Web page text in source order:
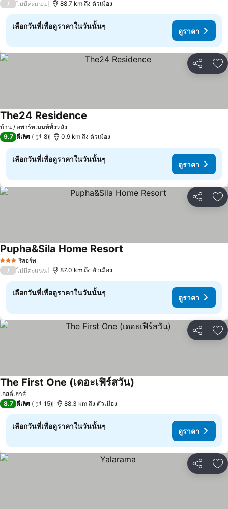
/
ไม่มีคะแนน 88.7 km ถึง ตัวเมือง
เลือกวันที่เพื่อดูราคาในวันนั้นๆ
ดูราคา
แชร์ เ
บ้าน / อพาร์ทเมนท์ทั้งหลัง
The24 Residence
9.7 ดีเลิศ 8 0.9 km ถึง ตัวเมือง
เลือกวันที่เพื่อดูราคาในวันนั้นๆ
ดูราคา
แชร์ เ
3 ดาว รีสอร์ท
Pupha&Sila Home Resort
/ ไม่มีคะแนน 87.0 km ถึง ตัวเมือง
เลือกวันที่เพื่อดูราคาในวันนั้นๆ
ดูราคา
แชร์ เ
เกสต์เฮาส์
The First One (เดอะเฟิร์สวัน)
8.7 ดีเลิศ 15 88.3 km ถึง ตัวเมือง
เลือกวันที่เพื่อดูราคาในวันนั้นๆ
ดูราคา
แชร์ เ